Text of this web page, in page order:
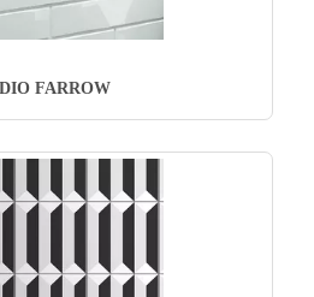
FARROW